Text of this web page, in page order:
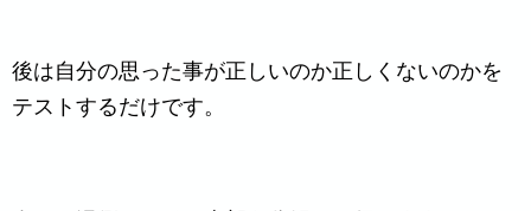
後は自分の思った事が正しいのか正しくないのかを
テストするだけです。